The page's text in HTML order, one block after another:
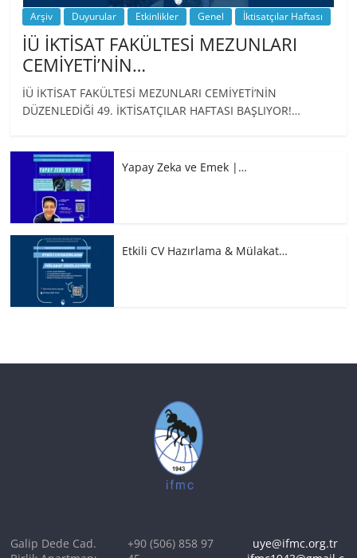
Arşiv Duyurular Etkinlikler Genel İktisatçılar Haftası
İÜ İKTİSAT FAKÜLTESİ MEZUNLARI
CEMİYETİ’NİN…
İÜ İKTİSAT FAKÜLTESİ MEZUNLARI CEMİYETİ’NİN
DÜZENLEDİĞİ 49. İKTİSATÇILAR HAFTASI BAŞLIYOR!…
Yapay Zeka ve Emek |…
Etkili CV Hazırlama & Mülakat…
Galip Dede Cad.
+90 (506) 858 97
uye@ifmc.org.tr